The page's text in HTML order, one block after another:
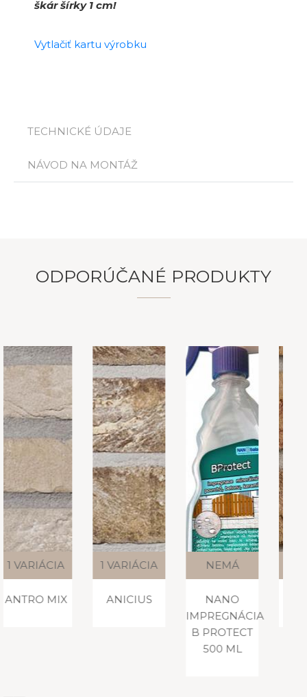
škár šírky 1 cm!
Vytlačiť kartu výrobku
TECHNICKÉ ÚDAJE
NÁVOD NA MONTÁŽ
ODPORÚČANÉ PRODUKTY
1 VARIÁCIA
ANICIUS
NEMÁ
VARIÁCIE
NANO
1 VARIÁCIA
ORCHIDEE